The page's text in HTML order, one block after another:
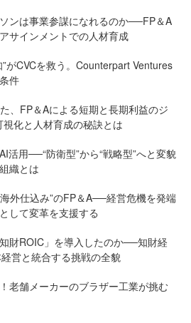
ンは事業参謀になれるのか──FP＆A
サインメントでの人材育成
がCVCを救う。Counterpart Ventures
件
、FP＆Aによる短期と長期利益のジ
化と人材育成の秘訣とは
活用──“防衛型”から“戦略型”へと変貌
織とは
外仕込み”のFP＆A──経営危機を発端
して変革を支援する
財ROIC」を導入したのか──知財経
営と統合する挑戦の全貌
老舗メーカーのブラザー工業が挑む